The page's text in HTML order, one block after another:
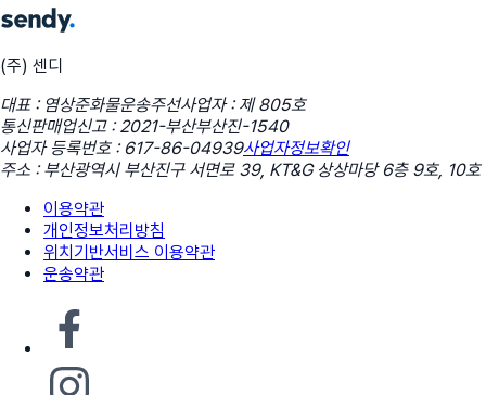
(주) 센디
대표 : 염상준화물운송주선사업자 : 제 805호
통신판매업신고 : 2021-부산부산진-1540
사업자 등록번호 : 617-86-04939사업자정보확인
주소 : 부산광역시 부산진구 서면로 39, KT&G 상상마당 6층 9호, 10호
이용약관
개인정보처리방침
위치기반서비스 이용약관
운송약관